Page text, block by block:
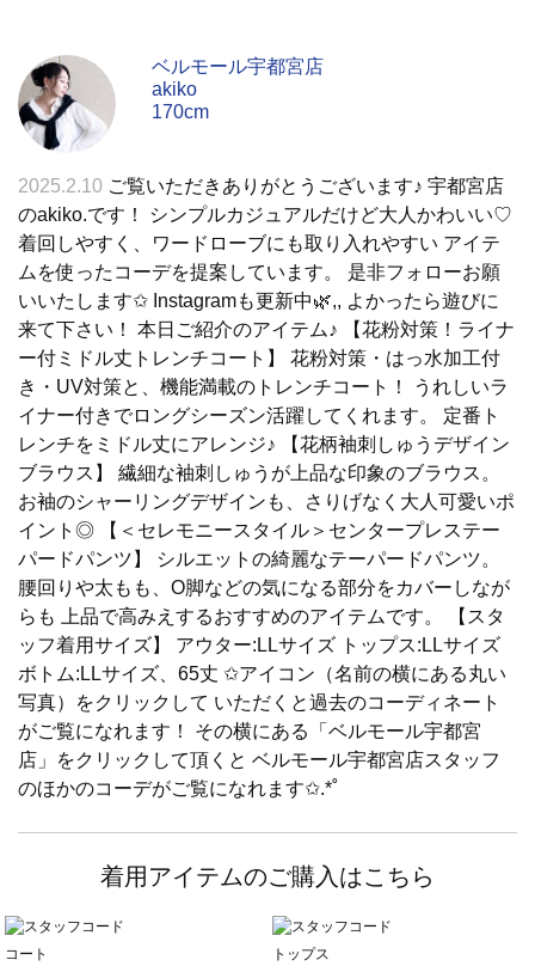
ベルモール宇都宮店
akiko
170cm
2025.2.10 ご覧いただきありがとうございます♪ 宇都宮店
のakiko.です！ シンプルカジュアルだけど大人かわいい♡
着回しやすく、ワードローブにも取り入れやすい アイテ
ムを使ったコーデを提案しています。 是非フォローお願
いいたします✩︎ Instagramも更新中🌿,, よかったら遊びに
来て下さい！ 本日ご紹介のアイテム♪ 【花粉対策！ライナ
ー付ミドル丈トレンチコート】 花粉対策・はっ水加工付
き・UV対策と、機能満載のトレンチコート！ うれしいラ
イナー付きでロングシーズン活躍してくれます。 定番ト
レンチをミドル丈にアレンジ♪ 【花柄袖刺しゅうデザイン
ブラウス】 繊細な袖刺しゅうが上品な印象のブラウス。
お袖のシャーリングデザインも、さりげなく大人可愛いポ
イント◎ 【＜セレモニースタイル＞センタープレステー
パードパンツ】 シルエットの綺麗なテーパードパンツ。
腰回りや太もも、O脚などの気になる部分をカバーしなが
らも 上品で高みえするおすすめのアイテムです。 【スタ
ッフ着用サイズ】 アウター:LLサイズ トップス:LLサイズ
ボトム:LLサイズ、65丈 ✩アイコン（名前の横にある丸い
写真）をクリックして いただくと過去のコーディネート
がご覧になれます！ その横にある「ベルモール宇都宮
店」をクリックして頂くと ベルモール宇都宮店スタッフ
のほかのコーデがご覧になれます✩.*˚
着用アイテムのご購入はこちら
コート
トップス